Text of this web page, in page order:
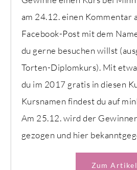
am 24.12. einen Kommentar
Facebook-Post mit dem
du gerne besuchen willst
Torten-Diplomkurs). Mit
du im 2017 gratis in diesen
Kursnamen findest du auf
Am 25.12. wird der
gezogen und hier
Zum Artikel